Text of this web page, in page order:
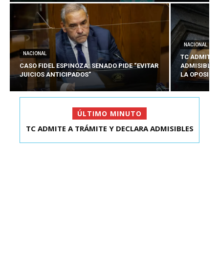
NACIONAL
CASO FIDEL ESPINOZA: SENADO PIDE “EVITAR
JUICIOS ANTICIPADOS”
NACIONAL
TC ADMITE
ADMISIBLES
LA
ÚLTIMO MINUTO
EXDIPUTADO LAVÍN SALIÓ DE CAPITÁN YÁBER